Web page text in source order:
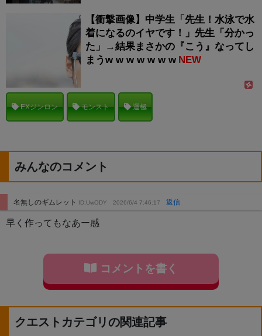
【衝撃画像】中学生「先生！水泳で水
着になるのイヤです！」先生「分かっ
た」→結果まさかの『こう』なってし
まうw w w w w w w NEW
EXジンロン モンスト 運極
みんなのコメント
名無しのギムレット ID:UwODY 2026/6/4 7:46:17 返信
早く作ってもなあー感
コメントを書く
クエストカテゴリの関連記事